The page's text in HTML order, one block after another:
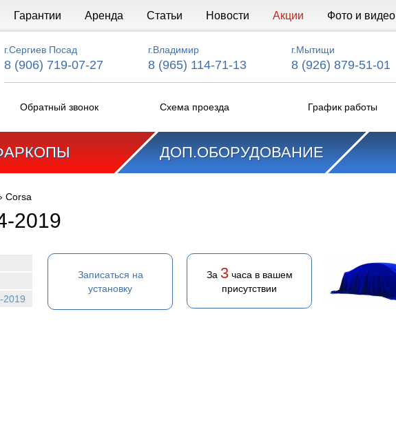
Гарантии Аренда Статьи Новости Акции Фото и видео
г.Сергиев Посад
8 (906) 719-07-27
г.Владимир
8 (965) 114-71-13
г.Мытищи
8 (926) 879-51-01
Обратный звонок Схема проезда График работы
ДОП.ОБОРУДОВАНИЕ
› Corsa
2019
2019
Записаться на
установку
За 3часа в вашем
присутствии